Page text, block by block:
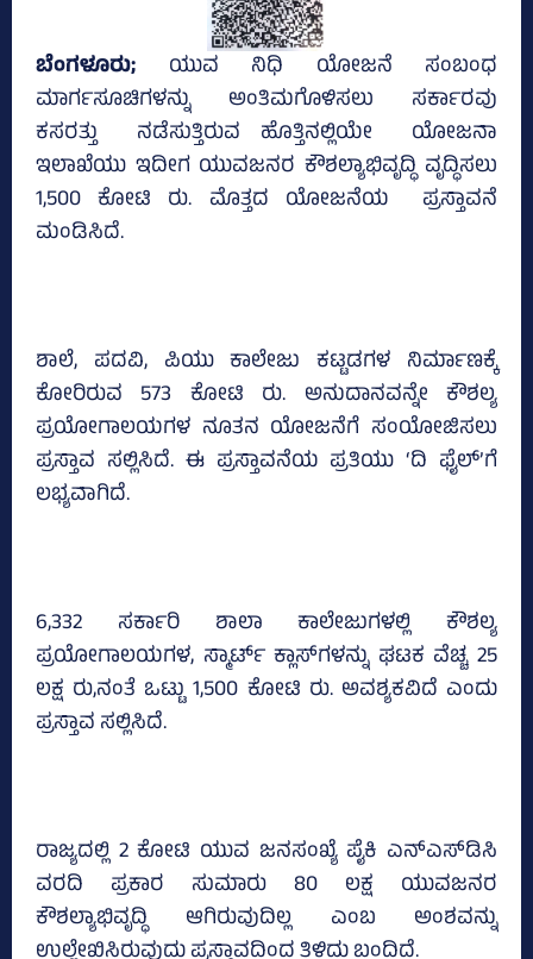
ಬೆಂಗಳೂರು; ಯುವ ನಿಧಿ ಯೋಜನೆ ಸಂಬಂಧ
ಮಾರ್ಗಸೂಚಿಗಳನ್ನು ಅಂತಿಮಗೊಳಿಸಲು ಸರ್ಕಾರವು
ಕಸರತ್ತು ನಡೆಸುತ್ತಿರುವ ಹೊತ್ತಿನಲ್ಲಿಯೇ ಯೋಜನಾ
ಇಲಾಖೆಯು ಇದೀಗ ಯುವಜನರ ಕೌಶಲ್ಯಾಭಿವೃದ್ಧಿ ವೃದ್ಧಿಸಲು
1,500 ಕೋಟಿ ರು. ಮೊತ್ತದ ಯೋಜನೆಯ ಪ್ರಸ್ತಾವನೆ
ಮಂಡಿಸಿದೆ.
ಶಾಲೆ, ಪದವಿ, ಪಿಯು ಕಾಲೇಜು ಕಟ್ಟಡಗಳ ನಿರ್ಮಾಣಕ್ಕೆ
ಕೋರಿರುವ 573 ಕೋಟಿ ರು. ಅನುದಾನವನ್ನೇ ಕೌಶಲ್ಯ
ಪ್ರಯೋಗಾಲಯಗಳ ನೂತನ ಯೋಜನೆಗೆ ಸಂಯೋಜಿಸಲು
ಪ್ರಸ್ತಾವ ಸಲ್ಲಿಸಿದೆ. ಈ ಪ್ರಸ್ತಾವನೆಯ ಪ್ರತಿಯು ‘ದಿ ಫೈಲ್‌’ಗೆ
ಲಭ್ಯವಾಗಿದೆ.
6,332 ಸರ್ಕಾರಿ ಶಾಲಾ ಕಾಲೇಜುಗಳಲ್ಲಿ ಕೌಶಲ್ಯ
ಪ್ರಯೋಗಾಲಯಗಳ, ಸ್ಮಾರ್ಟ್‌ ಕ್ಲಾಸ್‌ಗಳನ್ನು ಘಟಕ ವೆಚ್ಚ 25
ಲಕ್ಷ ರು,ನಂತೆ ಒಟ್ಟು 1,500 ಕೋಟಿ ರು. ಅವಶ್ಯಕವಿದೆ ಎಂದು
ಪ್ರಸ್ತಾವ ಸಲ್ಲಿಸಿದೆ.
ರಾಜ್ಯದಲ್ಲಿ 2 ಕೋಟಿ ಯುವ ಜನಸಂಖ್ಯೆ ಪೈಕಿ ಎನ್‌ಎಸ್‌ಡಿಸಿ
ವರದಿ ಪ್ರಕಾರ ಸುಮಾರು 80 ಲಕ್ಷ ಯುವಜನರ
ಕೌಶಲ್ಯಾಭಿವೃದ್ಧಿ ಆಗಿರುವುದಿಲ್ಲ ಎಂಬ ಅಂಶವನ್ನು